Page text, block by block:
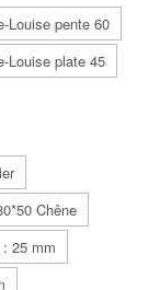
Louise pente 60
Louise plate 45
Chêne
25 mm